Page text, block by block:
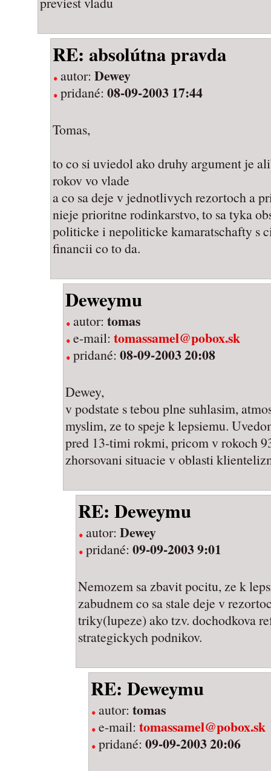
RE: absolútna pravda
autor: Dewey
pridané: 08-09-2003 17:44
Tomas,
to co si uviedol ako druhy argument je
rokov vo vlade
a co sa deje v jednotlivych rezortoch a
nieje prioritne rodinkarstvo, to sa tyka
politicke i nepoliticke kamaratschafty s
financii co to da.
Deweymu
autor: tomas
e-mail: tomassamel@pobox.sk
pridané: 08-09-2003 20:08
Dewey,
v podstate s tebou plne suhlasim,
myslim, ze to speje k lepsiemu.
pred 13-timi rokmi, pricom v rokoch
zhorsovani situacie v oblasti
RE: Deweymu
autor: Dewey
pridané: 09-09-2003 9:01
Nemozem sa zbavit pocitu, ze k
zabudnem co sa stale deje v
triky(lupeze) ako tzv. dochodkova
strategickych podnikov.
RE: Deweymu
autor: tomas
e-mail: tomassamel@pobox.sk
pridané: 09-09-2003 20:06